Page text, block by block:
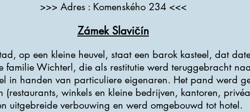
>>> Adres : Komenského 234 <<<
Zámek Slavičín
op een kleine heuvel, staat een barok kasteel, dat
familie Wichterl, die als restitutie werd teruggebracht
in handen van particuliere eigenaren. Het pand werd
(restaurants, winkels en kleine bedrijven, kantoren,
uitgebreide verbouwing en werd omgebouwd tot hotel.